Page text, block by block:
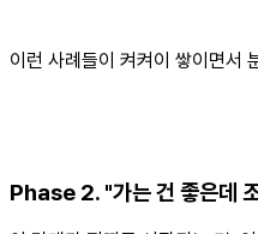
이런 사례들이 켜켜이 쌓이면서
Phase 2. "가는 건 좋은데